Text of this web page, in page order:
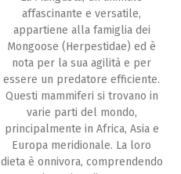
affascinante e versatile,
appartiene alla famiglia dei
Mongoose (Herpestidae) ed è
nota per la sua agilità e per
essere un predatore efficiente.
Questi mammiferi si trovano in
varie parti del mondo,
principalmente in Africa, Asia e
Europa meridionale. La loro
dieta è onnivora, comprendendo